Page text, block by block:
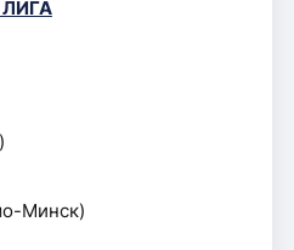
Минск)